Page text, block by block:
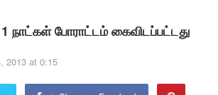
போராட்டம் கைவிடப்பட்டது
2013 at 0:15